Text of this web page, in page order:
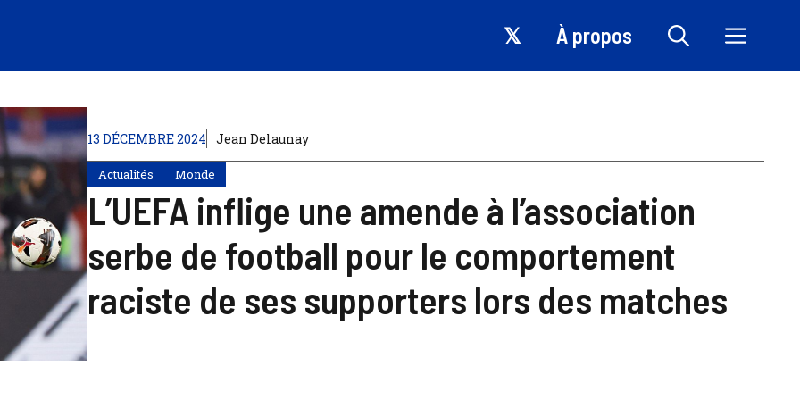
𝕏 À propos
13 DÉCEMBRE 2024 Jean Delaunay
Actualités Monde
L’UEFA inflige une amende à l’association
serbe de football pour le comportement
raciste de ses supporters lors des matches